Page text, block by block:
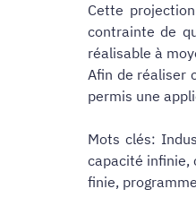
Cette
contrainte de
réalisable à
Afin de réaliser
permis une
Mots clés:
capacité infinie,
finie,